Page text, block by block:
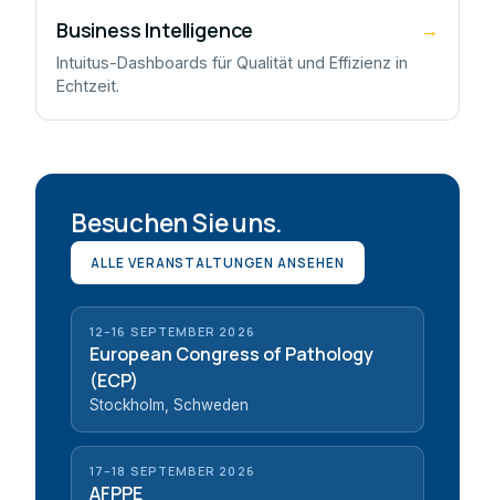
Business Intelligence →
Intuitus-Dashboards für Qualität und Effizienz in
Echtzeit.
Besuchen Sie uns.
ALLE VERANSTALTUNGEN ANSEHEN
12–16 SEPTEMBER 2026
European Congress of Pathology
(ECP)
Stockholm, Schweden
17–18 SEPTEMBER 2026
AFPPE